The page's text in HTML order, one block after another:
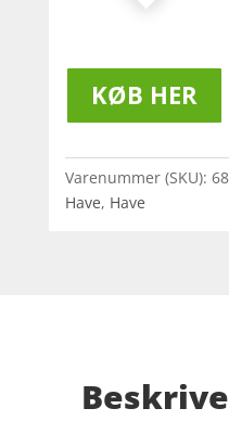
KØB HER
Varenummer (SKU):
Have, Have